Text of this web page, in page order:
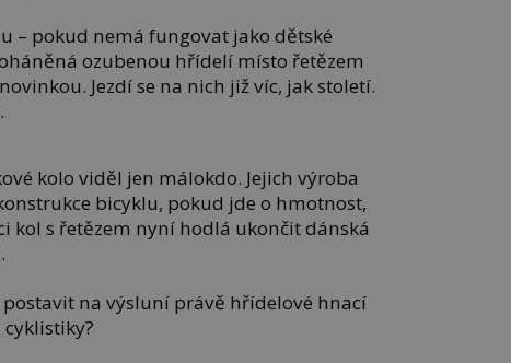
– pokud nemá fungovat jako dětské
ozubenou hřídelí místo řetězem
Jezdí se na nich již víc, jak století.
kolo viděl jen málokdo. Jejich výroba
bicyklu, pokud jde o hmotnost,
kol s řetězem nyní hodlá ukončit dánská
postavit na výsluní právě hřídelové hnací
cyklistiky?